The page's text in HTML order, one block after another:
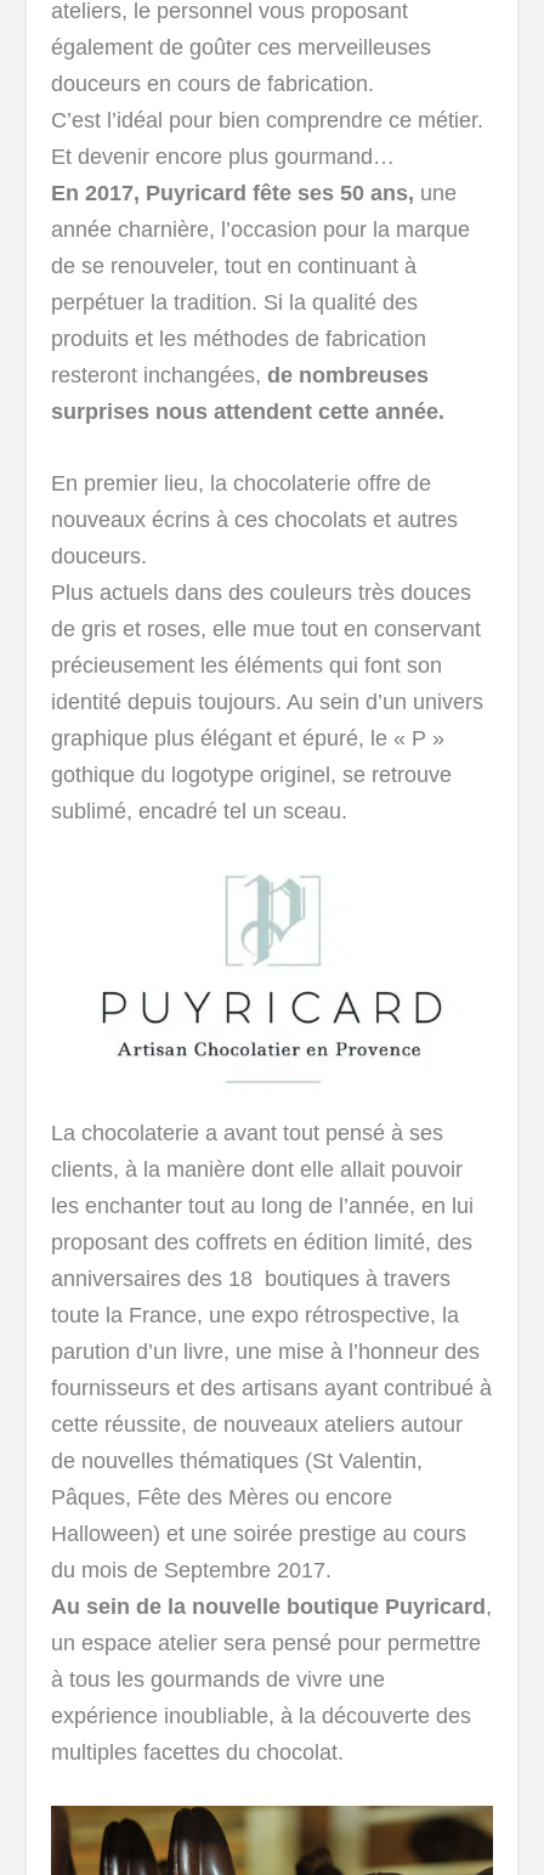
ateliers, le personnel vous proposant
également de goûter ces merveilleuses
douceurs en cours de fabrication.
C’est l’idéal pour bien comprendre ce métier.
Et devenir encore plus gourmand…
En 2017, Puyricard fête ses 50 ans, une
année charnière, l’occasion pour la marque
de se renouveler, tout en continuant à
perpétuer la tradition. Si la qualité des
produits et les méthodes de fabrication
resteront inchangées,de nombreuses
surprises nous attendent cette année.
En premier lieu, la chocolaterie offre de
nouveaux écrins à ces chocolats et autres
douceurs.
Plus actuels dans des couleurs très douces
de gris et roses, elle mue tout en conservant
précieusement les éléments qui font son
identité depuis toujours. Au sein d’un univers
graphique plus élégant et épuré, le « P »
gothique du logotype originel, se retrouve
sublimé, encadré tel un sceau.
La chocolaterie a avant tout pensé à ses
clients, à la manière dont elle allait pouvoir
les enchanter tout au long de l’année, en lui
proposant des coffrets en édition limité, des
anniversaires des 18 boutiques à travers
toute la France, une expo rétrospective, la
parution d’un livre, une mise à l’honneur des
fournisseurs et des artisans ayant contribué à
cette réussite, de nouveaux ateliers autour
de nouvelles thématiques (St Valentin,
Pâques, Fête des Mères ou encore
Halloween) et une soirée prestige au cours
du mois de Septembre 2017.
Au sein de la nouvelle boutique Puyricard,
un espace atelier sera pensé pour permettre
à tous les gourmands de vivre une
expérience inoubliable, à la découverte des
multiples facettes du chocolat.